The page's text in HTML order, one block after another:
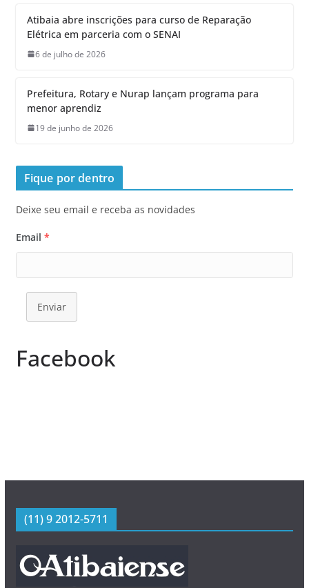
Atibaia abre inscrições para curso de Reparação
Elétrica em parceria com o SENAI
6 de julho de 2026
Prefeitura, Rotary e Nurap lançam programa para
menor aprendiz
19 de junho de 2026
Fique por dentro
Deixe seu email e receba as novidades
Email *
Enviar
Facebook
(11) 9 2012-5711